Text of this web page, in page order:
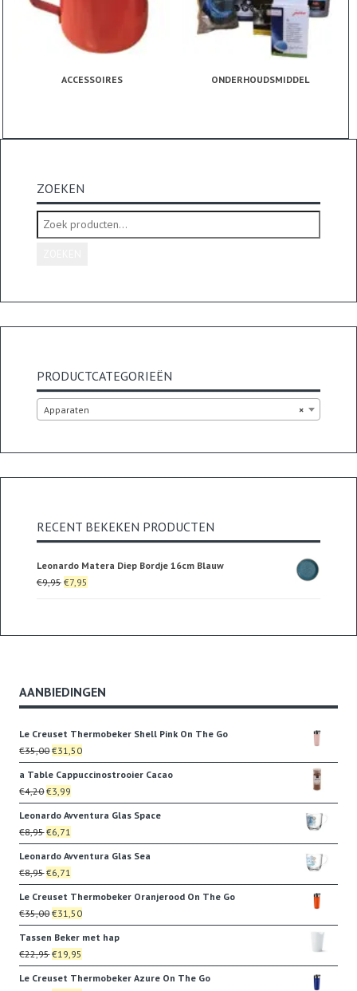
ACCESSOIRES ONDERHOUDSMIDDEL
ZOEKEN
Zoeken
naar:
PRODUCTCATEGORIEËN
×
Apparaten
RECENT BEKEKEN PRODUCTEN
Leonardo Matera Diep Bordje 16cm Blauw
€9,95 Oorspronkelijke
€7,95
AANBIEDINGEN
Le Creuset Thermobeker Shell Pink On The Go
€35,00Oorspronkelijke
prijs
was:
€35,00.
€31,50Huidige
prijs
€31,50.
a Table Cappuccinostrooier Cacao
€4,20Oorspronkelijke
prijs
was:
€4,20.
€3,99
prijs
is:
€3,99.
Leonardo Avventura Glas Space
€8,95Oorspronkelijke
prijs
was:
€8,95.
€6,71
prijs
is:
€6,71.
Leonardo Avventura Glas Sea
€8,95Oorspronkelijke
prijs
was:
€8,95.
€6,71
prijs
is:
€6,71.
Le Creuset Thermobeker Oranjerood On The Go
€35,00Oorspronkelijke
prijs
was:
€35,00.
€31,50Huidige
prijs
is:
€31,50.
Tassen Beker met hap
€22,95Oorspronkelijke
prijs
was:
€19,95
prijs
is:
Le Creuset Thermobeker Azure On The Go